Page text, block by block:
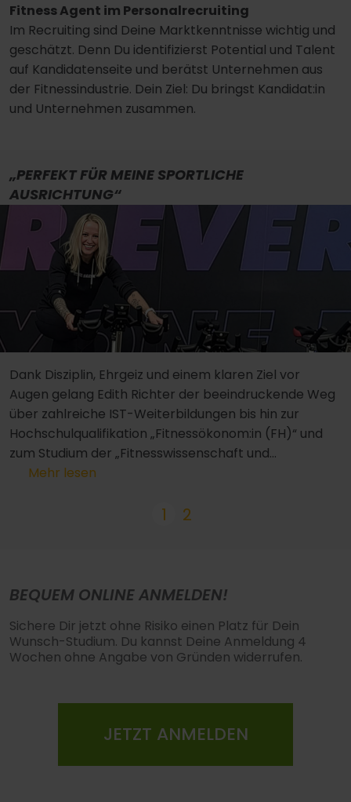
Fitness Agent im Personalrecruiting
Im Recruiting sind Deine Marktkenntnisse wichtig und
geschätzt. Denn Du identifizierst Potential und Talent
auf Kandidatenseite und berätst Unternehmen aus
der Fitnessindustrie. Dein Ziel: Du bringst Kandidat:in
und Unternehmen zusammen.
„PERFEKT FÜR MEINE SPORTLICHE
AUSRICHTUNG“
Dank Disziplin, Ehrgeiz und einem klaren Ziel vor
Augen gelang Edith Richter der beeindruckende Weg
über zahlreiche IST-Weiterbildungen bis hin zur
Hochschulqualifikation „Fitnessökonom:in (FH)“ und
zum Studium der „Fitnesswissenschaft und
Fitnessökonomie“.
Mehr lesen
1 2
BEQUEM ONLINE ANMELDEN!
Sichere Dir jetzt ohne Risiko einen Platz für Dein
Wunsch-Studium. Du kannst Deine Anmeldung 4
Wochen ohne Angabe von Gründen widerrufen.
JETZT ANMELDEN